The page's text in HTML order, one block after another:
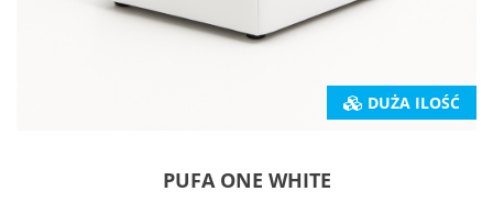
DUŻA ILOŚĆ
PUFA ONE WHITE